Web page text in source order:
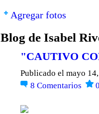
Agregar fotos
Blog de Isabel
"CAUTIVO
Publicado el mayo
8 Comentarios 0